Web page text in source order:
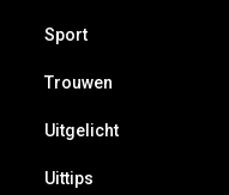
Sport
Trouwen
Uitgelicht
Uittips